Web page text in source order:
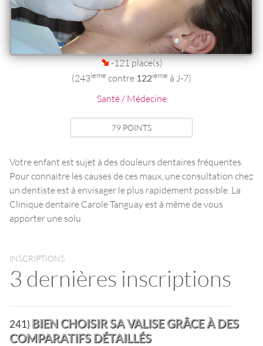
-121 place(s)
(243ieme contre 122ieme à J-7)
Santé / Médecine
79 POINTS
Votre enfant est sujet à des douleurs dentaires fréquentes.
Pour connaitre les causes de ces maux, une consultation chez
un dentiste est à envisager le plus rapidement possible. La
Clinique dentaire Carole Tanguay est à même de vous
apporter une solu
INSCRIPTIONS
3 dernières inscriptions
241) BIEN CHOISIR SA VALISE GRÂCE À DES
COMPARATIFS DÉTAILLÉS